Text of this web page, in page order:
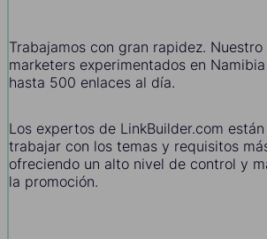
Trabajamos con gran rapidez.
marketers experimentados en
hasta 500 enlaces al día.
Los expertos de LinkBuilder.com
trabajar con los temas y requisitos
ofreciendo un alto nivel de control y
la promoción.